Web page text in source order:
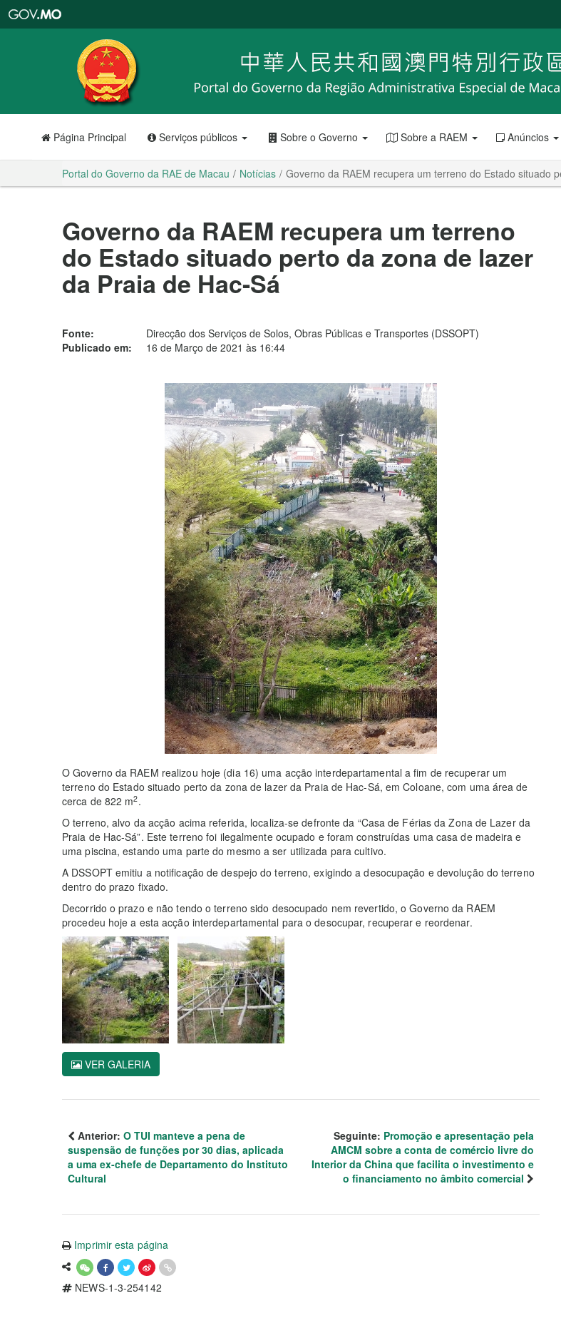
RAE
de
Macau
Página Principal Serviços públicos Sobre o Governo Sobre a RAEM Anúncios
Portal do Governo da RAE de Macau Notícias Governo da RAEM recupera um terreno do Estado situado
Governo da RAEM recupera um terreno
do Estado situado perto da zona de lazer
da Praia de Hac-Sá
Fonte:
Direcção dos Serviços de Solos, Obras Públicas e Transportes (DSSOPT)
Publicado em:
16 de Março de 2021 às 16:44
O Governo da RAEM realizou hoje (dia 16) uma acção interdepartamental a fim de recuperar um
terreno do Estado situado perto da zona de lazer da Praia de Hac-Sá, em Coloane, com uma área de
cerca de 822 m2.
O terreno, alvo da acção acima referida, localiza-se defronte da “Casa de Férias da Zona de Lazer da
Praia de Hac-Sá”. Este terreno foi ilegalmente ocupado e foram construídas uma casa de madeira e
uma piscina, estando uma parte do mesmo a ser utilizada para cultivo.
A DSSOPT emitiu a notificação de despejo do terreno, exigindo a desocupação e devolução do terreno
dentro do prazo fixado.
Decorrido o prazo e não tendo o terreno sido desocupado nem revertido, o Governo da RAEM
procedeu hoje a esta acção interdepartamental para o desocupar, recuperar e reordenar.
VER GALERIA
Anterior: O TUI manteve a pena de
suspensão de funções por 30 dias, aplicada
a uma ex-chefe de Departamento do Instituto
Cultural
Seguinte: Promoção e apresentação pela
AMCM sobre a conta de comércio livre do
Interior da China que facilita o investimento e
o financiamento no âmbito comercial
Imprimir esta página
NEWS-1-3-254142